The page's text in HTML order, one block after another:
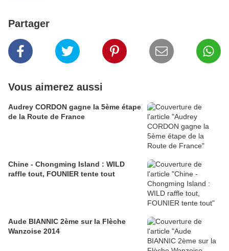
Partager
Vous aimerez aussi
Audrey CORDON gagne la 5ème étape
de la Route de France
Chine - Chongming Island : WILD
raffle tout, FOUNIER tente tout
Aude BIANNIC 2ème sur la Flèche
Wanzoise 2014